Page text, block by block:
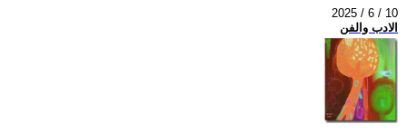
2025 / 6 / 10
الادب والفن